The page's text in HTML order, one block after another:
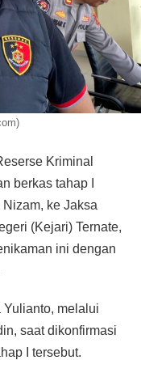
Kriminal
berkas tahap I
ke Jaksa
(Kejari) Ternate,
ini dengan
Yulianto, melalui
saat dikonfirmasi
I tersebut.